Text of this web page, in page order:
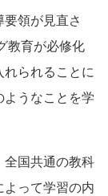
領が見直さ
教育が必修化
られることに
ようなことを学
全国共通の教科
よって学習の内